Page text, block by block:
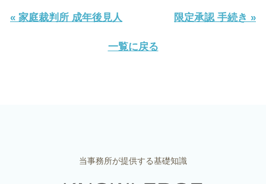
« 家庭裁判所 成年後見人 限定承認 手続き »
一覧に戻る
当事務所が提供する基礎知識